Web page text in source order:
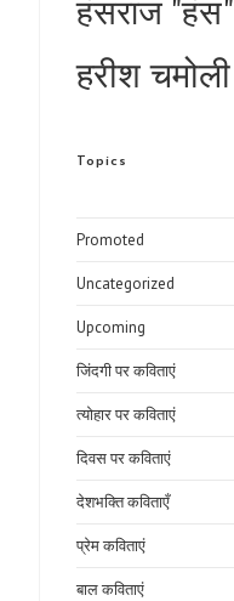
हंसराज "हंस"
हरीश चमोली
Topics
Promoted
Uncategorized
Upcoming
जिंदगी पर कविताएं
त्योहार पर कविताएं
दिवस पर कविताएं
देशभक्ति कविताएँ
प्रेम कविताएं
बाल कविताएं